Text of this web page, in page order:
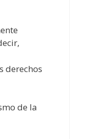
derechos
de la